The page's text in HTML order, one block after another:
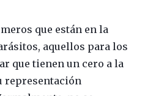
que están en la
aquellos para los
que tienen un cero a la
representación